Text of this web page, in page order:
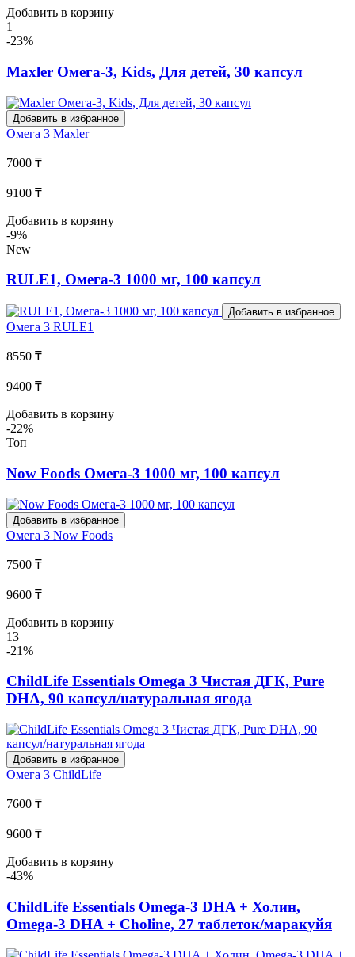
Добавить в корзину
1
-23%
Maxler Омега-3, Kids, Для детей, 30 капсул
Добавить в избранное
Омега 3 Maxler
7000 ₸
9100 ₸
Добавить в корзину
-9%
New
RULE1, Омега-3 1000 мг, 100 капсул
Добавить в избранное
Омега 3 RULE1
8550 ₸
9400 ₸
Добавить в корзину
-22%
Топ
Now Foods Омега-3 1000 мг, 100 капсул
Добавить в избранное
Омега 3 Now Foods
7500 ₸
9600 ₸
Добавить в корзину
13
-21%
ChildLife Essentials Omega 3 Чистая ДГК, Pure
DHA, 90 капсул/натуральная ягода
Добавить в избранное
Омега 3 ChildLife
7600 ₸
9600 ₸
Добавить в корзину
-43%
ChildLife Essentials Omega-3 DHA + Холин,
Omega-3 DHA + Choline, 27 таблеток/маракуйя